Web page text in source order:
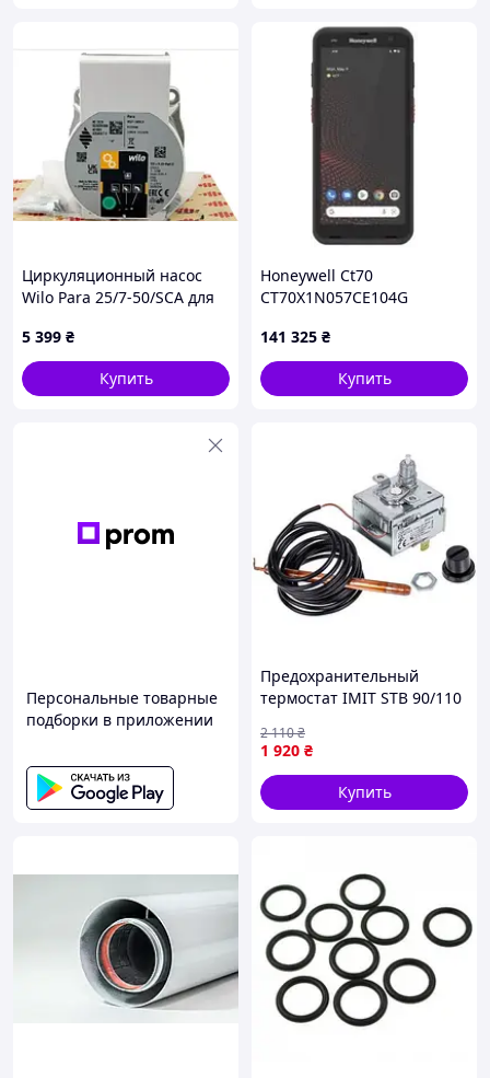
Циркуляционный насос
Wilo Para 25/7-50/SCA для
atmoVIT turboVIT | Купить
оригинальный 0010032801
5 399 ₴
Купить
Honeywell Ct70
CT70X1N057CE104G
141 325 ₴
Купить
Персональные товарные
подборки в приложении
Предохранительный
термостат IMIT STB 90/110
котла Protherm Медведь
TLO, KLOM v.16, 17
0020137098
1 920 ₴
2 110₴
Купить